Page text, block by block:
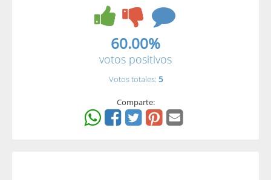
60.00%
votos positivos
Votos totales: 5
Comparte: